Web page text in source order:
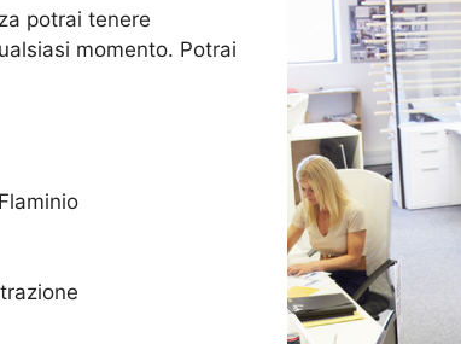
potrai tenere
momento. Potrai